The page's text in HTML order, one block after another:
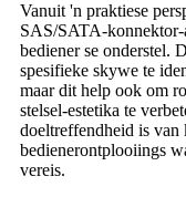
Vanuit 'n praktiese
SAS/SATA-
bediener se onderstel.
spesifieke skywe te
maar dit help ook om
stelsel-estetika te
doeltreffendheid is van
bedienerontplooiings
vereis.